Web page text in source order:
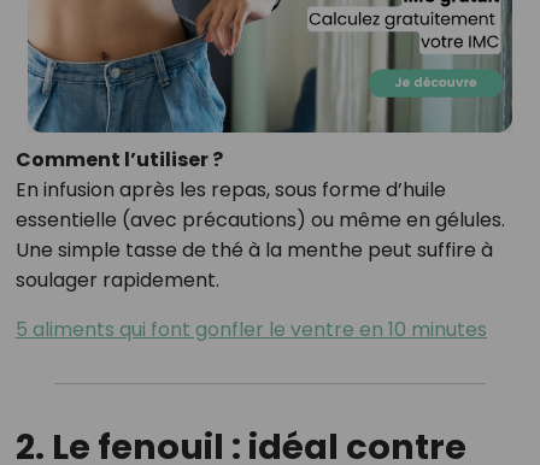
Comment l’utiliser ?
En infusion après les repas, sous forme d’huile
essentielle (avec précautions) ou même en gélules.
Une simple tasse de thé à la menthe peut suffire à
soulager rapidement.
5 aliments qui font gonfler le ventre en 10 minutes
2. Le fenouil : idéal contre